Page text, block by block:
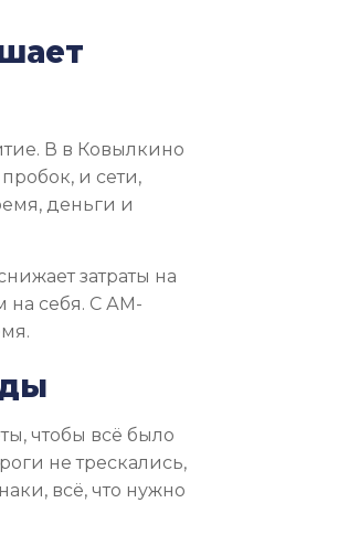
В в Ковылкино
и сети,
деньги и
затраты на
на себя. С АМ-
чтобы всё было
не трескались,
всё, что нужно